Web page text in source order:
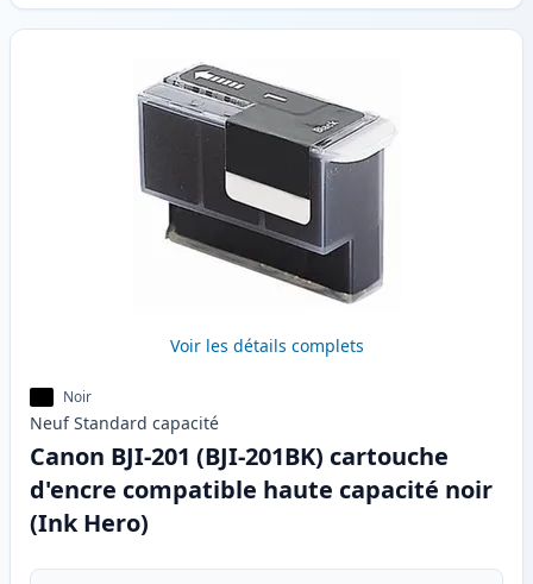
Voir les détails complets
Noir
Neuf Standard capacité
Canon BJI-201 (BJI-201BK) cartouche
d'encre compatible haute capacité noir
(Ink Hero)